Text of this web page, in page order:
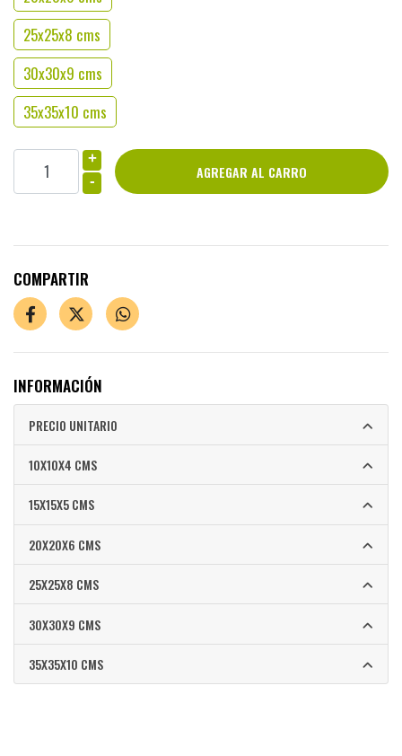
25x25x8 cms
30x30x9 cms
35x35x10 cms
+
-
COMPARTIR
INFORMACIÓN
PRECIO UNITARIO
10X10X4 CMS
15X15X5 CMS
20X20X6 CMS
25X25X8 CMS
30X30X9 CMS
35X35X10 CMS